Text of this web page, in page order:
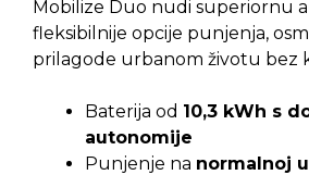
Mobilize Duo nudi superiornu
fleksibilnije opcije punjenja,
prilagode urbanom životu bez
Baterija od 10,3 kWh s
autonomije
Punjenje na normalnoj